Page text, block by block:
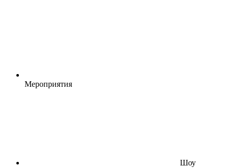
Мероприятия
Шоу